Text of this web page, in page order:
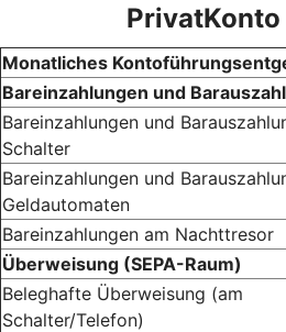
Monatliches
Bareinzahlungen und
Bareinzahlungen und
Schalter
Bareinzahlungen und
Geldautomaten
Bareinzahlungen am Nachttresor
Überweisung (SEPA-Raum)
Beleghafte Überweisung (am
Schalter/Telefon)